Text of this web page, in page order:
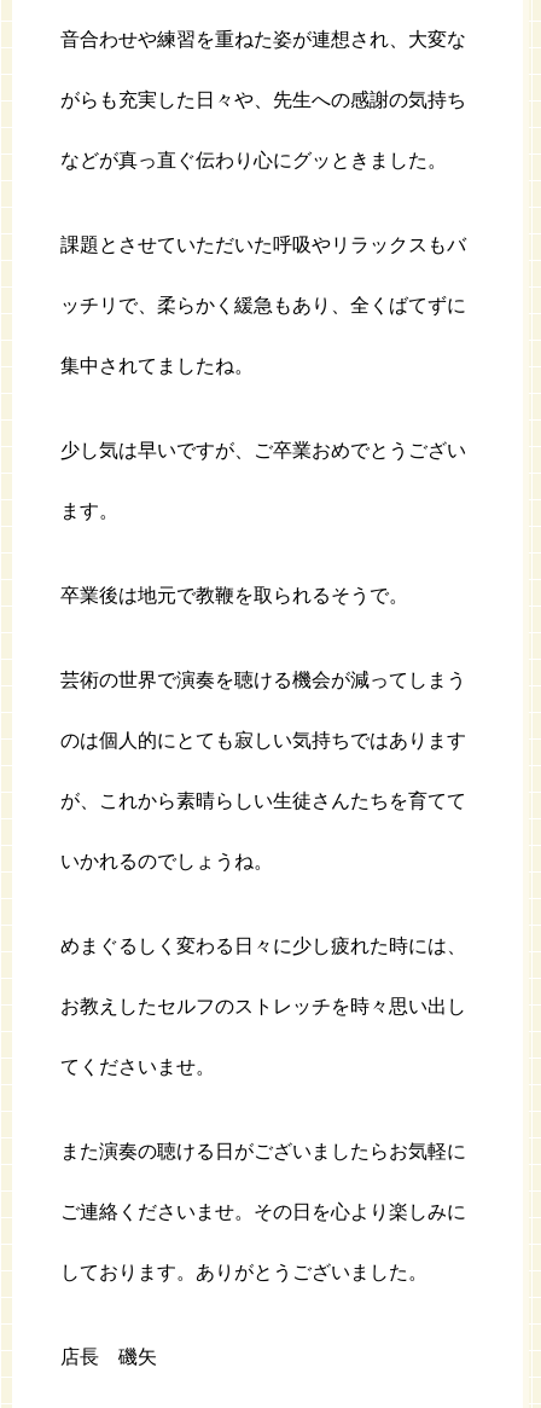
音合わせや練習を重ねた姿が連想され、大変な
がらも充実した日々や、先生への感謝の気持ち
などが真っ直ぐ伝わり心にグッときました。
課題とさせていただいた呼吸やリラックスもバ
ッチリで、柔らかく緩急もあり、全くばてずに
集中されてましたね。
少し気は早いですが、ご卒業おめでとうござい
ます。
卒業後は地元で教鞭を取られるそうで。
芸術の世界で演奏を聴ける機会が減ってしまう
のは個人的にとても寂しい気持ちではあります
が、これから素晴らしい生徒さんたちを育てて
いかれるのでしょうね。
めまぐるしく変わる日々に少し疲れた時には、
お教えしたセルフのストレッチを時々思い出し
てくださいませ。
また演奏の聴ける日がございましたらお気軽に
ご連絡くださいませ。その日を心より楽しみに
しております。ありがとうございました。
店長 磯矢